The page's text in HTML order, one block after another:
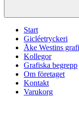
Start
Gicléetryckeri
Åke Westins
Kollegor
Grafiska begrepp
Om företaget
Kontakt
Varukorg